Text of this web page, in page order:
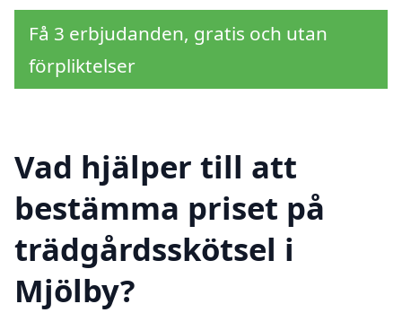
Få 3 erbjudanden, gratis och utan
förpliktelser
Vad hjälper till att
bestämma priset på
trädgårdsskötsel i
Mjölby?